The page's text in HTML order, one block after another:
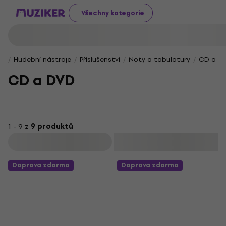
Všechny kategorie
Hudební nástroje Příslušenství Noty a tabulatury CD a
CD a DVD
1 - 9 z 9 produktů
Doprava zdarma Doprava zdarma